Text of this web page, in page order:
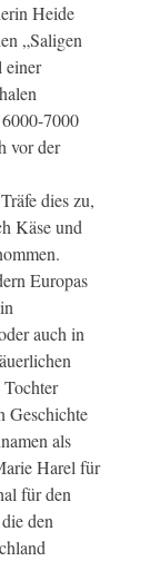
Heide
„Saligen
einer
7000
vor der
dies zu,
Käse und
Europas
auch in
Geschichte
als
Harel für
für den
den